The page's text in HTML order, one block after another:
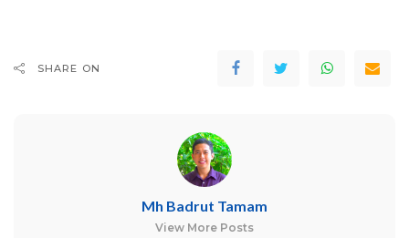
SHARE ON
Mh Badrut Tamam
View More Posts